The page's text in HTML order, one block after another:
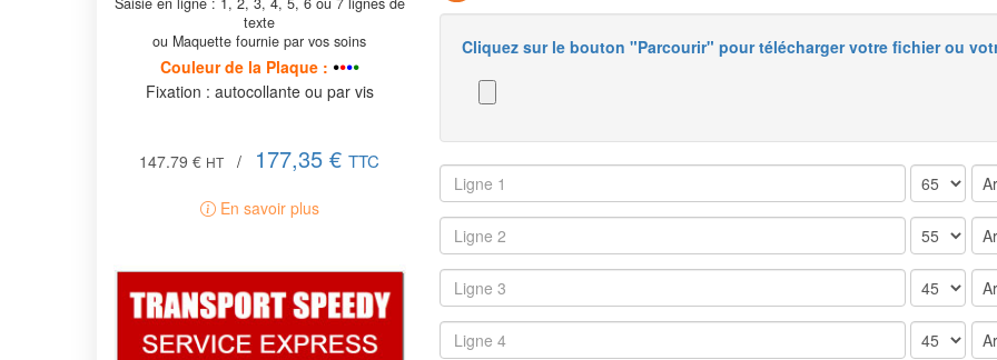
texte
ou Maquette fournie par vos soins
Couleur de la Plaque : ••••
Fixation : autocollante ou par vis
147.79 € HT / 177,35 €TTC
En savoir plus
Cliquez sur le bouton "Parcourir" pour télécharger votre fichier ou